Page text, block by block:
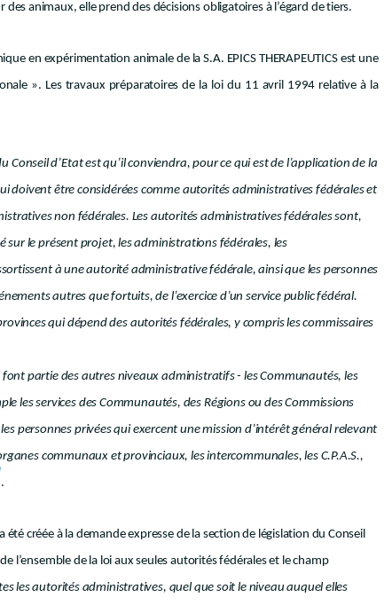
animaux, elle prend des décisions obligatoires à l’égard de tiers.
en expérimentation animale de la S.A. EPICS THERAPEUTICS est une
». Les travaux préparatoires de la loi du 11 avril 1994 relative à la
d’Etat est qu’il conviendra, pour ce qui est de l’application de la
doivent être considérées comme autorités administratives fédérales et
non fédérales. Les autorités administratives fédérales sont,
sur le présent projet, les administrations fédérales, les
à une autorité administrative fédérale, ainsi que les personnes
autres que fortuits, de l’exercice d’un service public fédéral.
qui dépend des autorités fédérales, y compris les commissaires
partie des autres niveaux administratifs - les Communautés, les
les services des Communautés, des Régions ou des Commissions
personnes privées qui exercent une mission d’intérêt général relevant
communaux et provinciaux, les intercommunales, les C.P.A.S.,
.
créée à la demande expresse de la section de législation du Conseil
l’ensemble de la loi aux seules autorités fédérales et le champ
les autorités administratives, quel que soit le niveau auquel elles